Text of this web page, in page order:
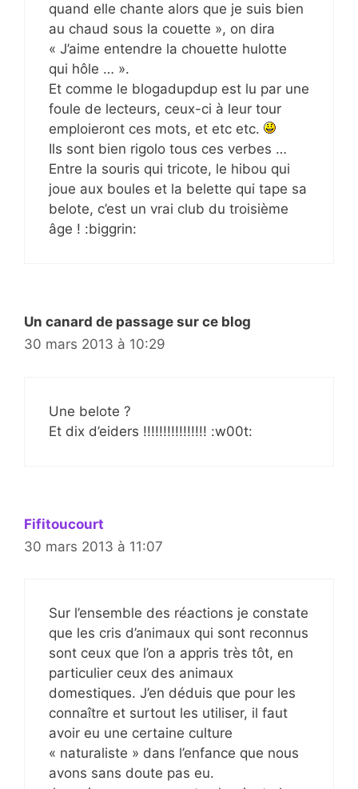
quand elle chante alors que je suis bien
au chaud sous la couette », on dira
« J’aime entendre la chouette hulotte
qui hôle … ».
Et comme le blogadupdup est lu par une
foule de lecteurs, ceux-ci à leur tour
emploieront ces mots, et etc etc.
Ils sont bien rigolo tous ces verbes …
Entre la souris qui tricote, le hibou qui
joue aux boules et la belette qui tape sa
belote, c’est un vrai club du troisième
âge ! :biggrin:
Un canard de passage sur ce blog
30 mars 2013 à 10:29
Une belote ?
Et dix d’eiders !!!!!!!!!!!!!!!! :w00t:
Fifitoucourt
30 mars 2013 à 11:07
Sur l’ensemble des réactions je constate
que les cris d’animaux qui sont reconnus
sont ceux que l’on a appris très tôt, en
particulier ceux des animaux
domestiques. J’en déduis que pour les
connaître et surtout les utiliser, il faut
avoir eu une certaine culture
« naturaliste » dans l’enfance que nous
avons sans doute pas eu.